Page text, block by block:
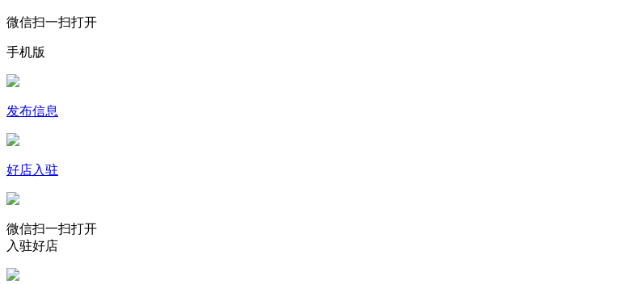
微信扫一扫打开
手机版
发布信息
好店入驻
微信扫一扫打开
入驻好店